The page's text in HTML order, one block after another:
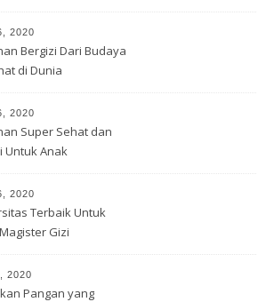
2020
Bergizi Dari Budaya
di Dunia
2020
Super Sehat dan
Untuk Anak
2020
Terbaik Untuk
Gizi
2020
Pangan yang